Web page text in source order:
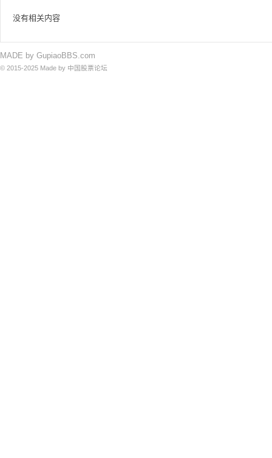
没有相关内容
MADE by GupiaoBBS.com
© 2015-2025 Made by 中国股票论坛